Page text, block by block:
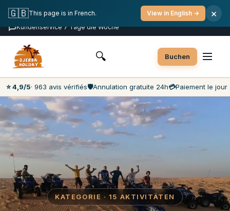
Kostenlose Stornierung
Zahlung am Tag der Aktivität
Die günstigsten Preise auf dem Markt
Kundenservice 7 Tage die Woche
🔍 Buchen
⭐ 4,9/5· 963 avis vérifiés🛡️Annulation gratuite 24h💳Paiement le jour
KATEGORIE · 15 AKTIVITÄTEN
🇬🇧This page is in French. View in English → ×